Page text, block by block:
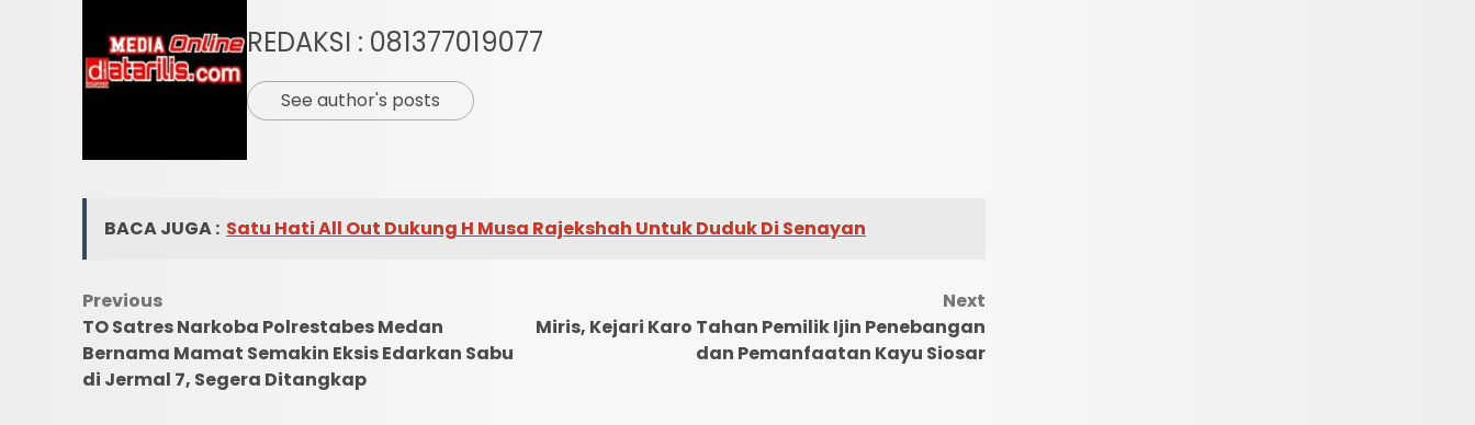
REDAKSI : 081377019077
See author's posts
BACA JUGA : Satu Hati All Out Dukung H Musa Rajekshah Untuk Duduk Di Senayan
Post
navigation
Previous
TO Satres Narkoba Polrestabes Medan
Bernama Mamat Semakin Eksis Edarkan Sabu
di Jermal 7, Segera Ditangkap
Next
Miris, Kejari Karo Tahan Pemilik Ijin Penebangan
dan Pemanfaatan Kayu Siosar